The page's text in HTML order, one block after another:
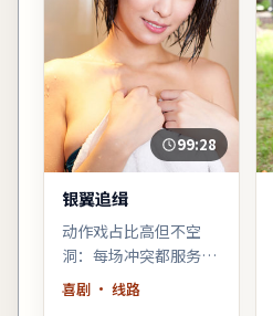
99:28
银翼追缉
动作戏占比高但不空
洞：每场冲突都服务于
人物弧光，宁浩擅长的
喜剧· 线路